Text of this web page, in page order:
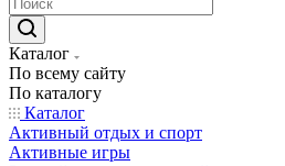
Каталог
По всему сайту
По каталогу
Каталог
Активный отдых и спорт
Активные игры